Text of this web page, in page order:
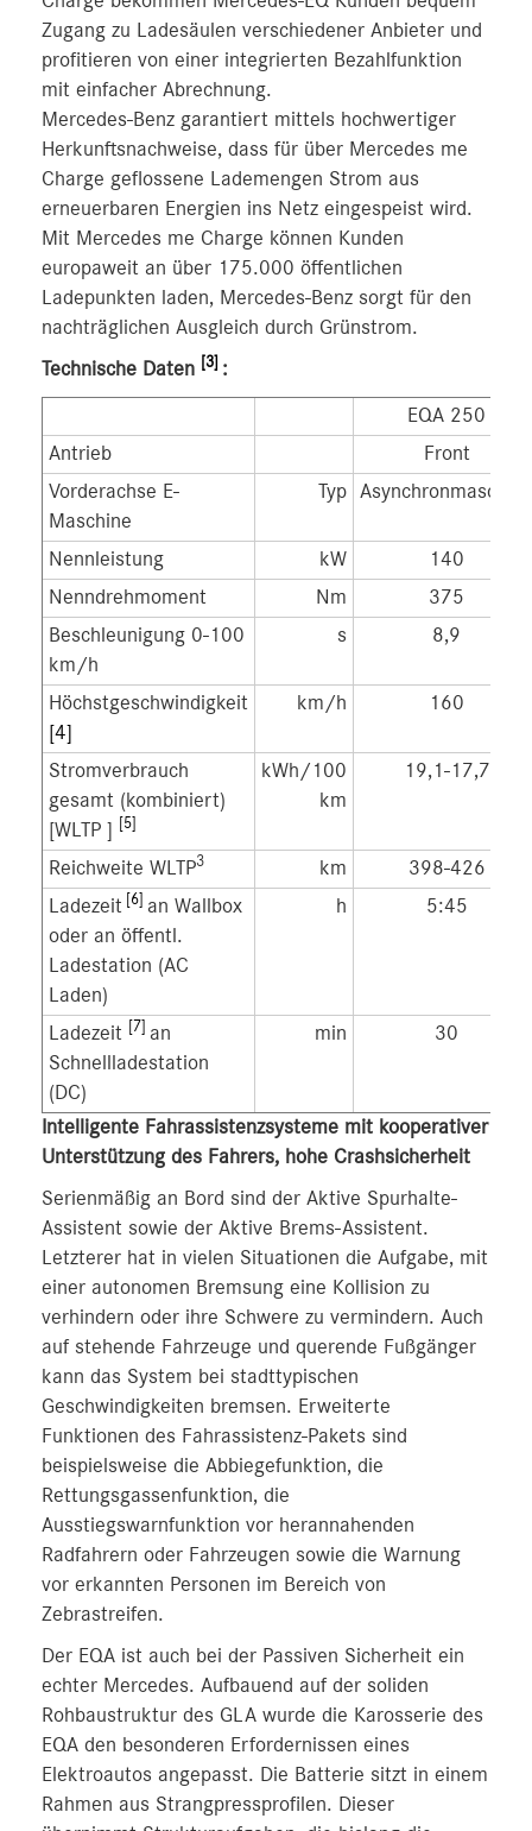
Zugang zu Ladesäulen verschiedener Anbieter und
profitieren von einer integrierten Bezahlfunktion
mit einfacher Abrechnung.
Mercedes-Benz garantiert mittels hochwertiger
Herkunftsnachweise, dass für über Mercedes me
Charge geflossene Lademengen Strom aus
erneuerbaren Energien ins Netz eingespeist wird.
Mit Mercedes me Charge können Kunden
europaweit an über 175.000 öffentlichen
Ladepunkten laden, Mercedes-Benz sorgt für den
nachträglichen Ausgleich durch Grünstrom.
Technische Daten
[3] :
EQA 250
Antrieb
Front
Vorderachse E-
Maschine
Typ Asynchronmaschine
Nennleistung kW
140
Nenndrehmoment
Nm
375
Beschleunigung 0-100
km/h
s 8,9
Höchstgeschwindigkeit
[4]
km/h 160
Stromverbrauch
gesamt (kombiniert)
[WLTP ] [5]
kWh/100
km
19,1-17,7
Reichweite WLTP3 km
398-426
Ladezeit
[6] an Wallbox
oder an öffentl.
Ladestation (AC
Laden)
h 5:45
Ladezeit [7] an
Schnellladestation
(DC)
min 30
Intelligente Fahrassistenzsysteme mit kooperativer
Unterstützung des Fahrers, hohe Crashsicherheit
Serienmäßig an Bord sind der Aktive Spurhalte-
Assistent sowie der Aktive Brems-Assistent.
Letzterer hat in vielen Situationen die Aufgabe, mit
einer autonomen Bremsung eine Kollision zu
verhindern oder ihre Schwere zu vermindern. Auch
auf stehende Fahrzeuge und querende Fußgänger
kann das System bei stadttypischen
Geschwindigkeiten bremsen. Erweiterte
Funktionen des Fahrassistenz-Pakets sind
beispielsweise die Abbiegefunktion, die
Rettungsgassenfunktion, die
Ausstiegswarnfunktion vor herannahenden
Radfahrern oder Fahrzeugen sowie die Warnung
vor erkannten Personen im Bereich von
Zebrastreifen.
Der EQA ist auch bei der Passiven Sicherheit ein
echter Mercedes. Aufbauend auf der soliden
Rohbaustruktur des GLA wurde die Karosserie des
EQA den besonderen Erfordernissen eines
Elektroautos angepasst. Die Batterie sitzt in einem
Rahmen aus Strangpressprofilen. Dieser